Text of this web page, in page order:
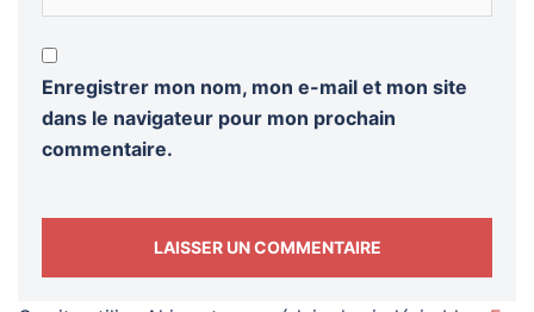
Enregistrer mon nom, mon e-mail et mon site
dans le navigateur pour mon prochain
commentaire.